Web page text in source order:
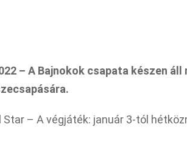
– A Bajnokok csapata készen áll
Star – A végjáték: január 3-tól